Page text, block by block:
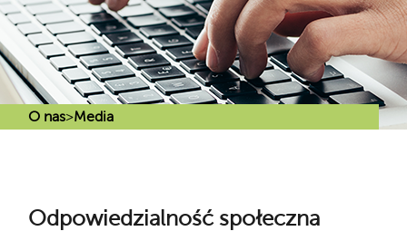
O nas>Media
Odpowiedzialność społeczna